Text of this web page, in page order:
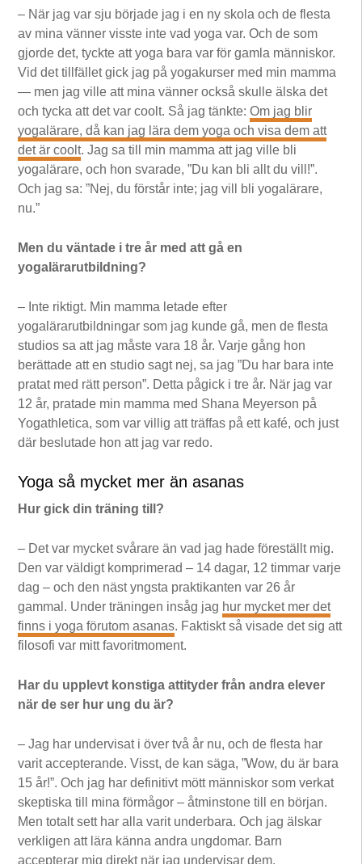
– När jag var sju började jag i en ny skola och de flesta
av mina vänner visste inte vad yoga var. Och de som
gjorde det, tyckte att yoga bara var för gamla människor.
Vid det tillfället gick jag på yogakurser med min mamma
— men jag ville att mina vänner också skulle älska det
och tycka att det var coolt. Så jag tänkte:Om jag blir
yogalärare, då kan jag lära dem yoga och visa dem att
det är coolt. Jag sa till min mamma att jag ville bli
yogalärare, och hon svarade, ”Du kan bli allt du vill!”.
Och jag sa: ”Nej, du förstår inte; jag vill bli yogalärare,
nu.”
Men du väntade i tre år med att gå en
yogalärarutbildning?
– Inte riktigt. Min mamma letade efter
yogalärarutbildningar som jag kunde gå, men de flesta
studios sa att jag måste vara 18 år. Varje gång hon
berättade att en studio sagt nej, sa jag ”Du har bara inte
pratat med rätt person”. Detta pågick i tre år. När jag var
12 år, pratade min mamma med Shana Meyerson på
Yogathletica, som var villig att träffas på ett kafé, och just
där beslutade hon att jag var redo.
Yoga så mycket mer än asanas
Hur gick din träning till?
– Det var mycket svårare än vad jag hade föreställt mig.
Den var väldigt komprimerad – 14 dagar, 12 timmar varje
dag – och den näst yngsta praktikanten var 26 år
gammal. Under träningen insåg jag hur mycket mer det
finns i yoga förutom asanas. Faktiskt så visade det sig att
filosofi var mitt favoritmoment.
Har du upplevt konstiga attityder från andra elever
när de ser hur ung du är?
– Jag har undervisat i över två år nu, och de flesta har
varit accepterande. Visst, de kan säga, ”Wow, du är bara
15 år!”. Och jag har definitivt mött människor som verkat
skeptiska till mina förmågor – åtminstone till en början.
Men totalt sett har alla varit underbara. Och jag älskar
verkligen att lära känna andra ungdomar. Barn
accepterar mig direkt när jag undervisar dem.